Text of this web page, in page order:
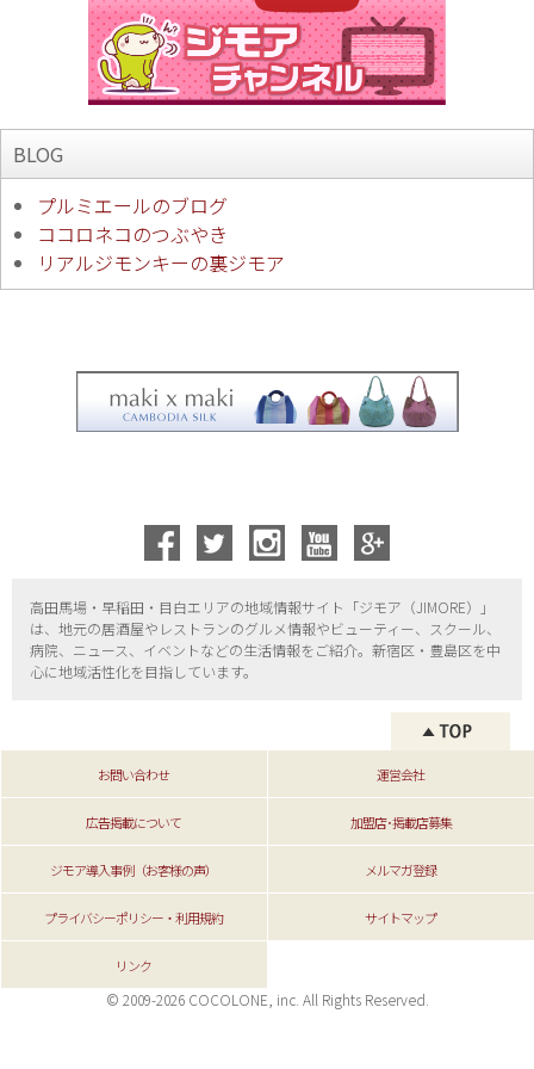
BLOG
プルミエールのブログ
ココロネコのつぶやき
リアルジモンキーの裏ジモア
高田馬場・早稲田・目白エリアの地域情報サイト「ジモア（JIMORE）」
は、地元の居酒屋やレストランのグルメ情報やビューティー、
スクール、
病院、ニュース、イベントなどの生活情報をご紹介。新宿区・ 豊島区を中
心に地域活性化を目指しています。
お問い合わせ 運営会社
広告掲載について 加盟店･掲載店募集
ジモア導入事例（お客様の声） メルマガ登録
プライバシーポリシー・利用規約 サイトマップ
リンク
© 2009-2026 COCOLONE, inc. All Rights Reserved.